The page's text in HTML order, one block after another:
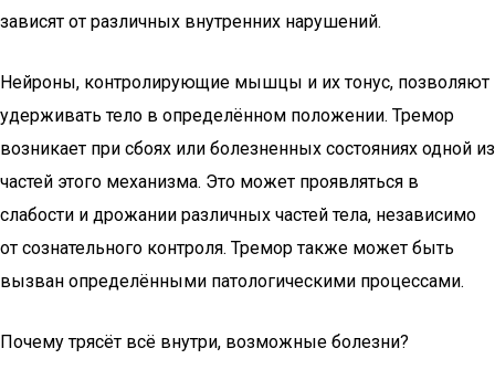
зависят от различных внутренних нарушений.
Нейроны, контролирующие мышцы и их тонус, позволяют
удерживать тело в определённом положении. Тремор
возникает при сбоях или болезненных состояниях одной из
частей этого механизма. Это может проявляться в
слабости и дрожании различных частей тела, независимо
от сознательного контроля. Тремор также может быть
вызван определёнными патологическими процессами.
Почему трясёт всё внутри, возможные болезни?